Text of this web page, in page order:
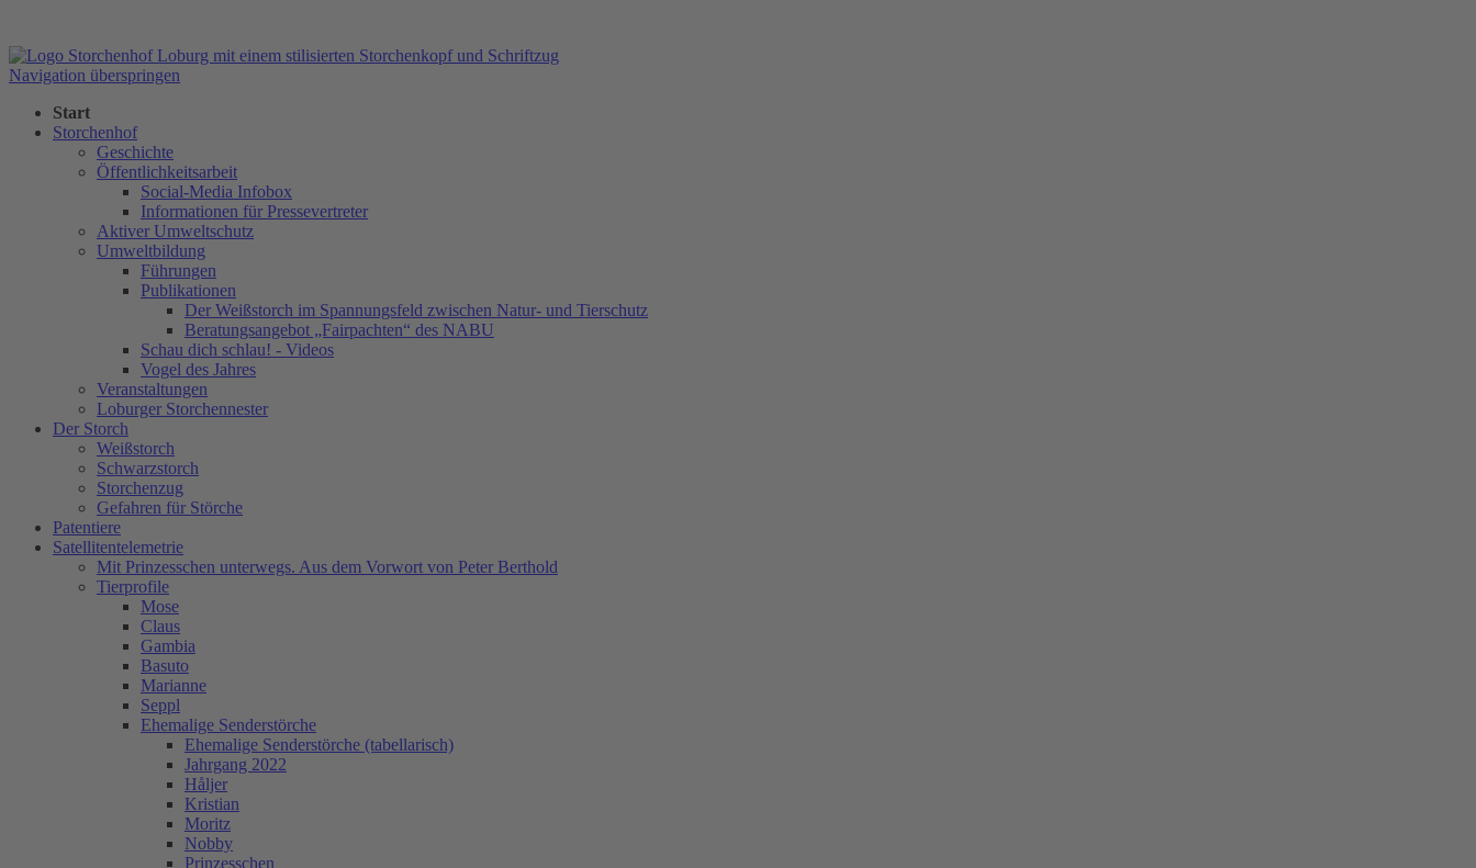
Navigation überspringen
Start
Storchenhof
Geschichte
Öffentlichkeitsarbeit
Social-Media Infobox
Informationen für Pressevertreter
Aktiver Umweltschutz
Umweltbildung
Führungen
Publikationen
Der Weißstorch im Spannungsfeld zwischen Natur- und Tierschutz
Beratungsangebot „Fairpachten“ des NABU
Schau dich schlau! - Videos
Vogel des Jahres
Veranstaltungen
Loburger Storchennester
Der Storch
Weißstorch
Schwarzstorch
Storchenzug
Gefahren für Störche
Patentiere
Satellitentelemetrie
Mit Prinzesschen unterwegs. Aus dem Vorwort von Peter Berthold
Tierprofile
Mose
Claus
Gambia
Basuto
Marianne
Seppl
Ehemalige Senderstörche
Ehemalige Senderstörche (tabellarisch)
Jahrgang 2022
Håljer
Kristian
Moritz
Nobby
Prinzesschen